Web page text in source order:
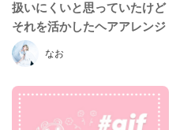
なお
扱いにくいと思っていたけど
それを活かしたヘアアレンジ
をご紹介！